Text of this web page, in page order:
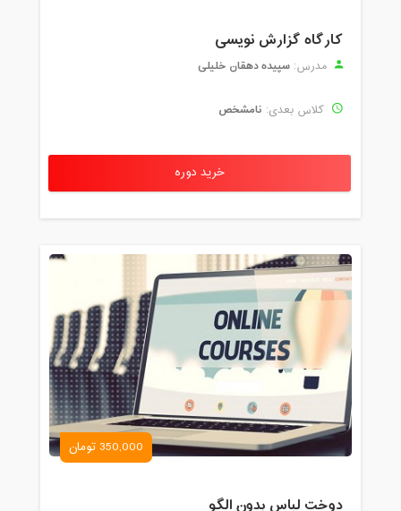
کارگاه گزارش نویسی
مدرس: سپیده دهقان خلیلی
کلاس بعدی: نامشخص
خرید دوره
350,000 تومان
دوخت لباس بدون الگو